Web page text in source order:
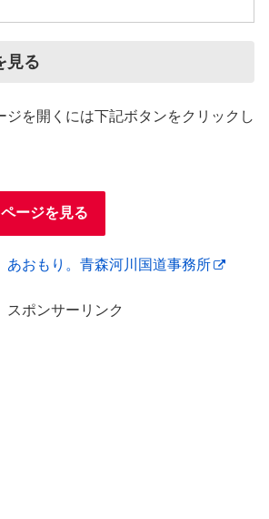
見る
ジを開くには下記ボタンをクリックし
ージを見る
あおもり。青森河川国道事務所
スポンサーリンク